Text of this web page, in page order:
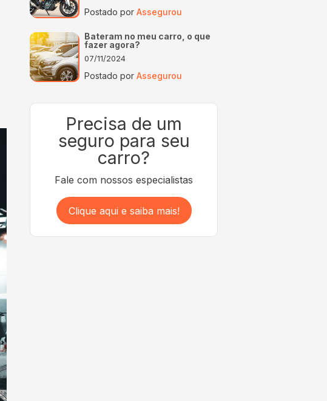
Postado porAssegurou
Bateram no meu carro, o que
fazer agora?
07/11/2024
Postado porAssegurou
Precisa de um
seguro para seu
carro?
Fale com nossos especialistas
Clique aqui e saiba mais!